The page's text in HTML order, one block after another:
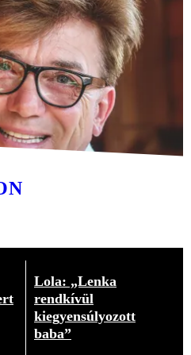
Lola: „Lenka
rendkívül
kiegyensúlyozott
baba”